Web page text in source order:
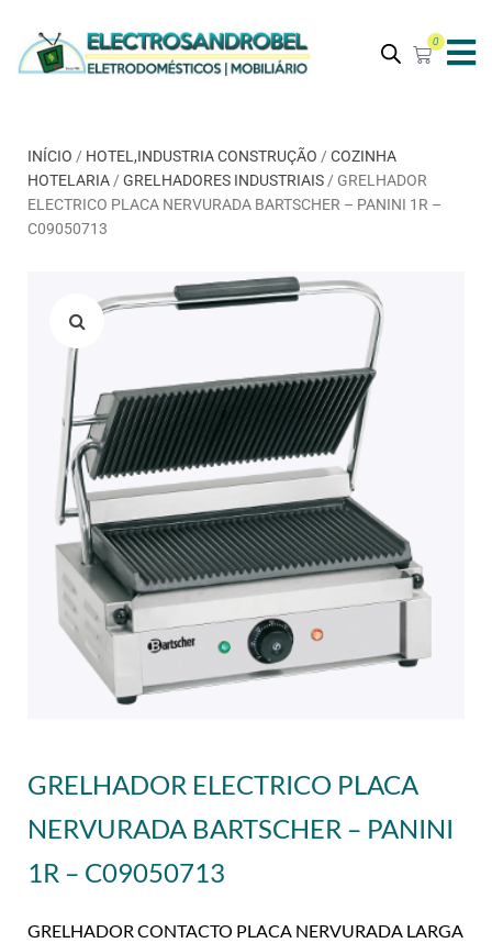
0
INÍCIO / HOTEL,INDUSTRIA CONSTRUÇÃO / COZINHA
HOTELARIA / GRELHADORES INDUSTRIAIS / GRELHADOR
ELECTRICO PLACA NERVURADA BARTSCHER – PANINI 1R –
C09050713
GRELHADOR ELECTRICO PLACA
NERVURADA BARTSCHER – PANINI
1R – C09050713
GRELHADOR CONTACTO PLACA NERVURADA LARGA